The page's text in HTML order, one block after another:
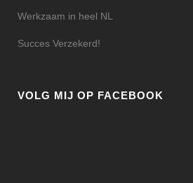
Werkzaam in heel NL
Succes Verzekerd!
VOLG MIJ OP FACEBOOK